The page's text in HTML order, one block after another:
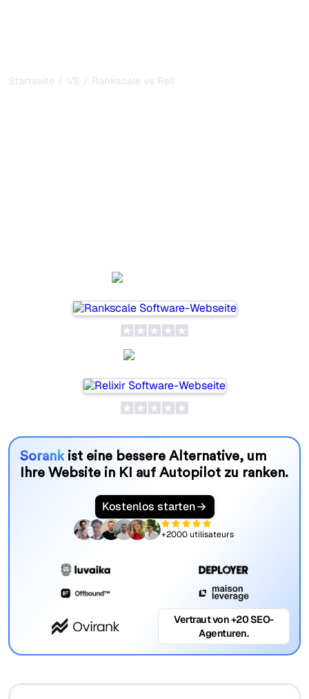
Startseite / VS / Rankscale vs Relixir
Sorankist eine bessere Alternative, um
Ihre Website in KI auf Autopilot zu ranken.
Kostenlos starten
+2000 utilisateurs
Vertraut von +20 SEO-
Agenturen.